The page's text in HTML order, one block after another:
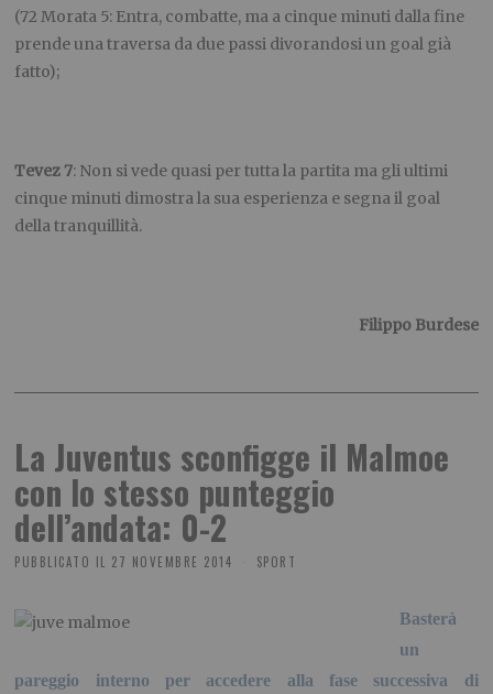
(72 Morata 5: Entra, combatte, ma a cinque minuti dalla fine
prende una traversa da due passi divorandosi un goal già
fatto);
Tevez 7: Non si vede quasi per tutta la partita ma gli ultimi
cinque minuti dimostra la sua esperienza e segna il goal
della tranquillità.
Filippo Burdese
La Juventus sconfigge il Malmoe
con lo stesso punteggio
dell’andata: 0-2
PUBBLICATO IL 27 NOVEMBRE 2014 SPORT
Basterà
un
pareggio interno per accedere alla fase successiva di